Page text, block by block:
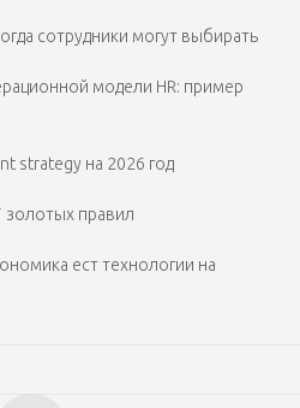
сотрудники могут выбирать
модели HR: пример
strategy на 2026 год
золотых правил
ест технологии на